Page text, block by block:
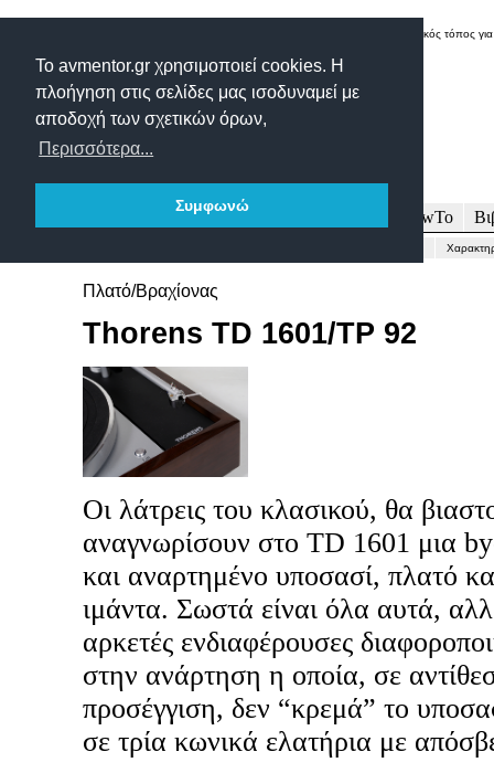
Το avmentor.gr χρησιμοποιεί cookies. Η
πλοήγηση στις σελίδες μας ισοδυναμεί με
αποδοχή των σχετικών όρων,
Περισσότερα...
Συμφωνώ
Δικτυακός τόπος
Δοκιμές Άρθρα HowTo
Πλατό/Βραχίονας
Thorens TD 1601/TP 92
Οι λάτρεις του κλασικού, θα
αναγνωρίσουν στο TD 1601 μια
και αναρτημένο υποσασί, πλατό
ιμάντα. Σωστά είναι όλα αυτά,
αρκετές ενδιαφέρουσες
στην ανάρτηση η οποία, σε
προσέγγιση, δεν “κρεμά” το
σε τρία κωνικά ελατήρια με